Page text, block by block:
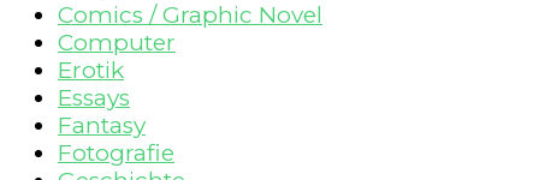
Comics / Graphic Novel
Computer
Erotik
Essays
Fantasy
Fotografie